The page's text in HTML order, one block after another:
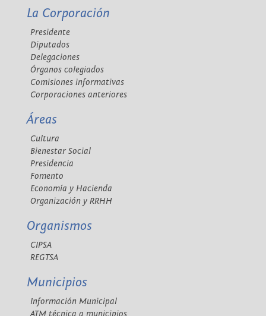
La Corporación
Presidente
Diputados
Delegaciones
Órganos colegiados
Comisiones informativas
Corporaciones anteriores
Áreas
Cultura
Bienestar Social
Presidencia
Fomento
Economía y Hacienda
Organización y RRHH
Organismos
CIPSA
REGTSA
Municipios
Información Municipal
ATM técnica a municipios